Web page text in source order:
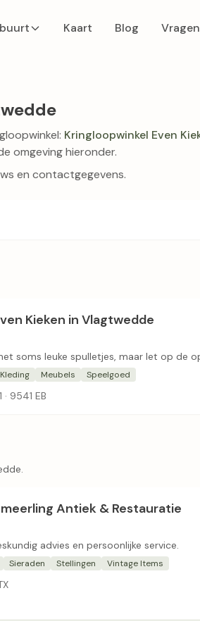
Kaart Blog
Kringloopwinkel Even
omgeving hieronder.
en contactgegevens.
Kieken in Vlagtwedde
soms leuke spulletjes, maar let op de
Kleding Meubels Speelgoed
9541 EB
Antiek & Restauratie
advies en persoonlijke service.
Sieraden Stellingen Vintage Items